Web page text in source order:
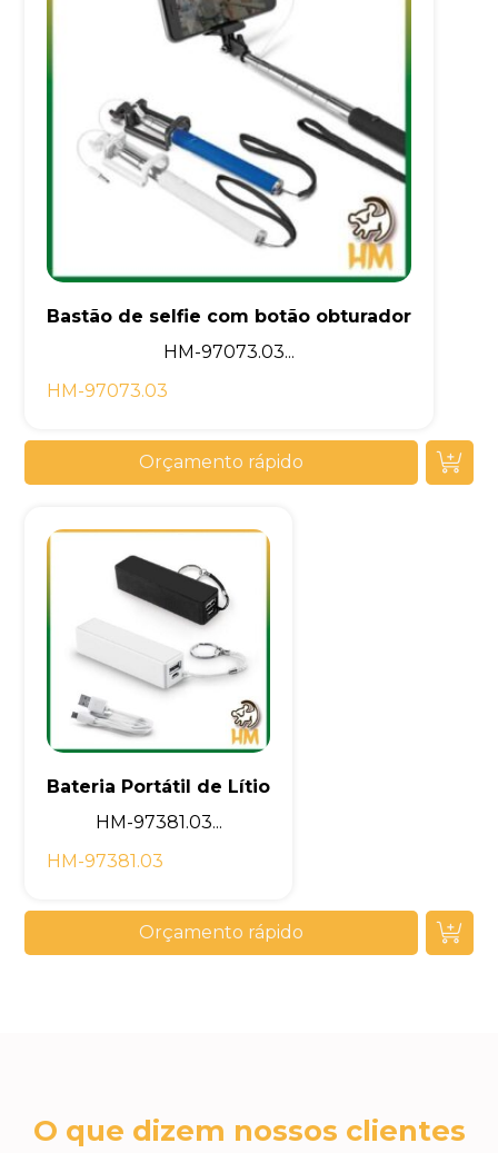
Bastão de selfie com botão obturador
HM-97073.03...
HM-97073.03
Orçamento rápido
Bateria Portátil de Lítio
HM-97381.03...
HM-97381.03
Orçamento rápido
O que dizem nossos clientes